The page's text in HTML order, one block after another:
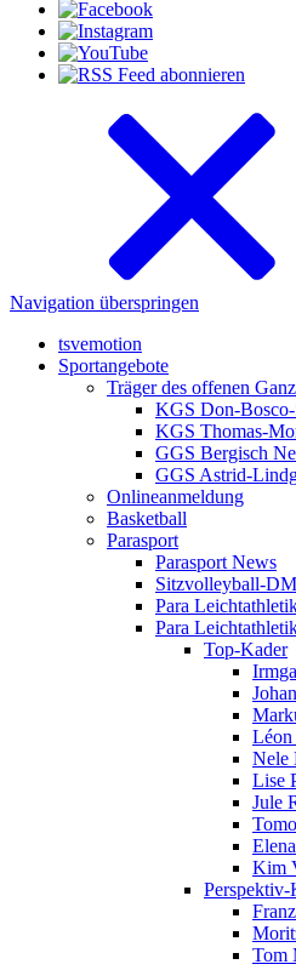
Navigation überspringen
tsvemotion
Sportangebote
Träger des offenen
KGS Don-
KGS Thomas-
GGS Bergisch
GGS Astrid-
Onlineanmeldung
Basketball
Parasport
Parasport News
Sitzvolleyball-
Para
Para
Top-Kader
Léon
Nele
Lise
Jule
Kim
Perspektiv-
Tom